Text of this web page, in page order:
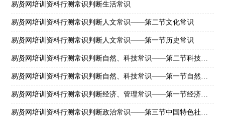
易贤网培训资料行测常识判断生活常识
易贤网培训资料行测常识判断人文常识——第二节文化常识
易贤网培训资料行测常识判断人文常识——第一节历史常识
易贤网培训资料行测常识判断自然、科技常识——第二节科技常识
易贤网培训资料行测常识判断自然、科技常识——第一节自然常识
易贤网培训资料行测常识判断经济、管理常识——第一节经济学常识
易贤网培训资料行测常识判断政治常识——第三节中国特色社会主义理论